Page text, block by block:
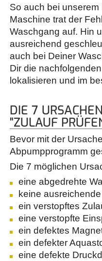
So auch bei
Maschine trat der
Waschgang auf. Hin
ausreichend
auch bei Deiner
Dir die
lokalisieren und im
DIE 7
"ZULAUF
Bevor mit der
Abpumpprogramm
Die 7 möglichen
eine abgedrehte
keine
ein verstopftes
eine verstopfte
ein defektes
ein defekter
eine defekte